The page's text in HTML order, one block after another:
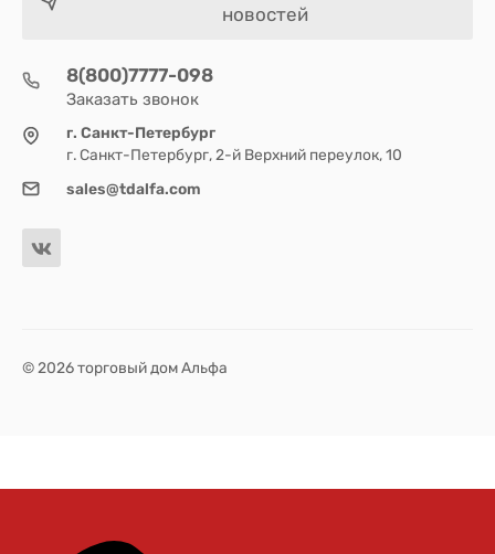
новостей
8(800)7777-098
Заказать звонок
г. Санкт-Петербург
г. Санкт-Петербург, 2-й Верхний переулок, 10
sales@tdalfa.com
© 2026 торговый дом Альфа